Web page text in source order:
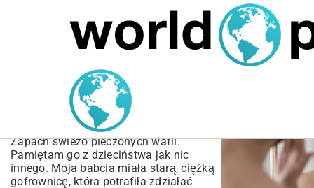
MARIUSZ ŁAMAGA 06.10.2025
Przepis na Wafle
Śmietankowe – Prosty i
Chrupiący Klasyk
Zapach świeżo pieczonych wafli.
Pamiętam go z dzieciństwa jak nic
innego. Moja babcia miała starą, ciężką
gofrownicę, która potrafiła zdziałać